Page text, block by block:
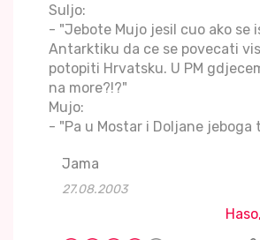
Suljo:
- "Jebote Mujo jesil cuo ako se
Antarktiku da ce se povecati
potopiti Hrvatsku. U PM
na more?!?"
Mujo:
- "Pa u Mostar i Doljane jeboga
Jama
27.08.2003